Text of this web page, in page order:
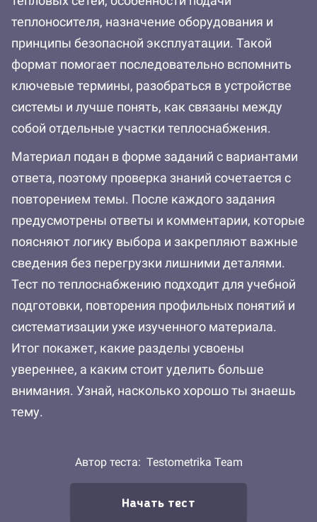
теплоносителя, назначение оборудования и
принципы безопасной эксплуатации. Такой
формат помогает последовательно вспомнить
ключевые термины, разобраться в устройстве
системы и лучше понять, как связаны между
собой отдельные участки теплоснабжения.
Материал подан в форме заданий с вариантами
ответа, поэтому проверка знаний сочетается с
повторением темы. После каждого задания
предусмотрены ответы и комментарии, которые
поясняют логику выбора и закрепляют важные
сведения без перегрузки лишними деталями.
Тест по теплоснабжению подходит для учебной
подготовки, повторения профильных понятий и
систематизации уже изученного материала.
Итог покажет, какие разделы усвоены
увереннее, а каким стоит уделить больше
внимания. Узнай, насколько хорошо ты знаешь
тему.
Автор теста: Testometrika Team
Начать тест